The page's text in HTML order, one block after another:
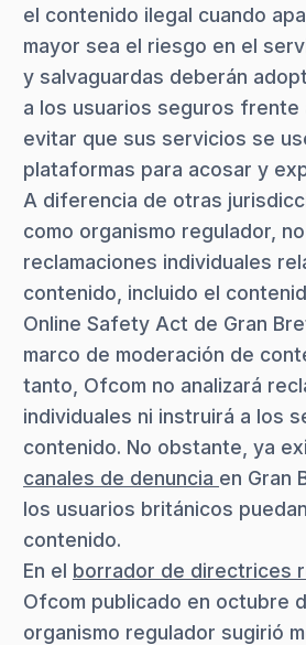
el contenido ilegal cuando
mayor sea el riesgo en el
y salvaguardas deberán
a los usuarios seguros frente
evitar que sus servicios se
plataformas para acosar y
A diferencia de otras
como organismo regulador,
reclamaciones individuales
contenido, incluido el
Online Safety Act de Gran
marco de moderación de
tanto, Ofcom no analizará
individuales ni instruirá a los
contenido. No obstante, ya
canales de denuncia en Gran
los usuarios británicos
contenido.
En el borrador de directrices
Ofcom publicado en octubre
organismo regulador sugirió